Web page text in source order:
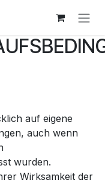
auf eigene
auch wenn
wurden.
Wirksamkeit der